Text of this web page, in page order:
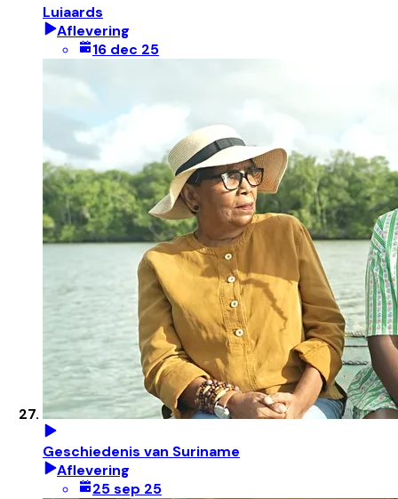
Luiaards
Aflevering
16 dec 25
Geschiedenis van Suriname
Aflevering
25 sep 25